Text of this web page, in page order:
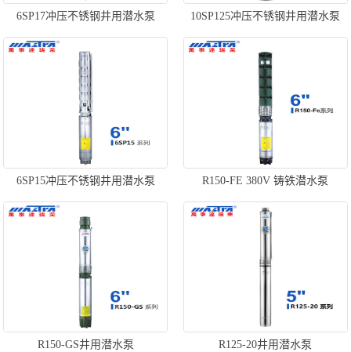
6SP17冲压不锈钢井用潜水泵 10SP125冲压不锈钢井用潜水泵
6SP15冲压不锈钢井用潜水泵 R150-FE 380V 铸铁潜水泵
R150-GS井用潜水泵 R125-20井用潜水泵